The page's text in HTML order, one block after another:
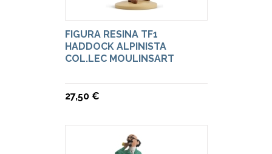
FIGURA RESINA TF1
HADDOCK ALPINISTA
COL.LEC MOULINSART
27,50 €